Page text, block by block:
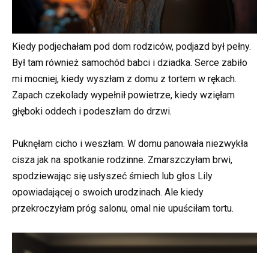
Kiedy podjechałam pod dom rodziców, podjazd był pełny.
Był tam również samochód babci i dziadka. Serce zabiło
mi mocniej, kiedy wyszłam z domu z tortem w rękach.
Zapach czekolady wypełnił powietrze, kiedy wzięłam
głęboki oddech i podeszłam do drzwi.
Puknęłam cicho i weszłam. W domu panowała niezwykła
cisza jak na spotkanie rodzinne. Zmarszczyłam brwi,
spodziewając się usłyszeć śmiech lub głos Lily
opowiadającej o swoich urodzinach. Ale kiedy
przekroczyłam próg salonu, omal nie upuściłam tortu.